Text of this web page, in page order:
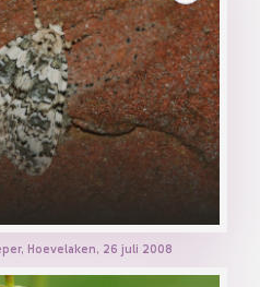
Hoevelaken, 26 juli 2008